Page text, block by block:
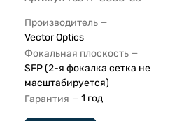
Производитель —
Vector Optics
Фокальная плоскость —
SFP (2-я фокалка сетка не
масштабируется)
Гарантия — 1 год